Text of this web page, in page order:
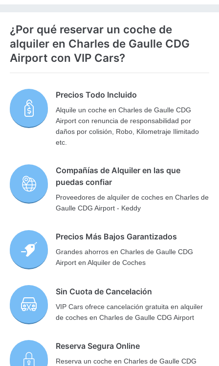
¿Por qué reservar un coche de
alquiler en Charles de Gaulle CDG
Airport con VIP Cars?
Precios Todo Incluido
Alquile un coche en Charles de Gaulle CDG
Airport con renuncia de responsabilidad por
daños por colisión, Robo, Kilometraje Ilimitado
etc.
Compañías de Alquiler en las que
puedas confiar
Proveedores de alquiler de coches en Charles de
Gaulle CDG Airport - Keddy
Precios Más Bajos Garantizados
Grandes ahorros en Charles de Gaulle CDG
Airport en Alquiler de Coches
Sin Cuota de Cancelación
VIP Cars ofrece cancelación gratuita en alquiler
de coches en Charles de Gaulle CDG Airport
Reserva Segura Online
Reserva un coche en Charles de Gaulle CDG